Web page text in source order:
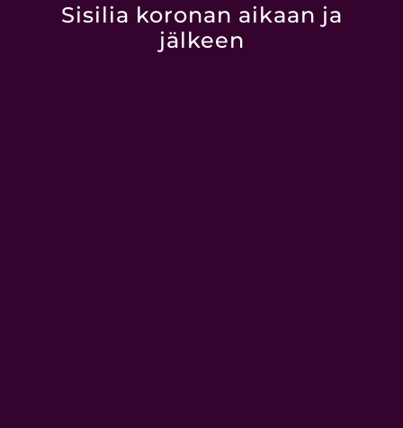
Sisilia koronan aikaan ja
jälkeen